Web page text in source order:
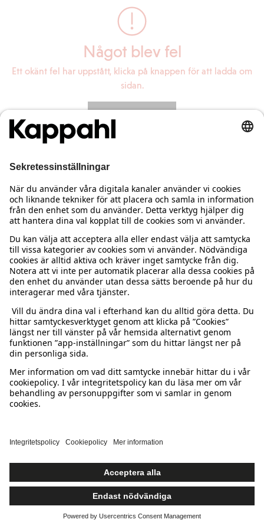
Något blev fel
Ett okänt fel har uppstått, klicka på knappen för att ladda om
sidan.